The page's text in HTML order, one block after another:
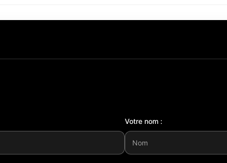
Votre nom :